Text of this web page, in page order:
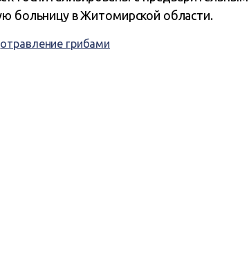
больницу в Житомирской области.
отравление грибами